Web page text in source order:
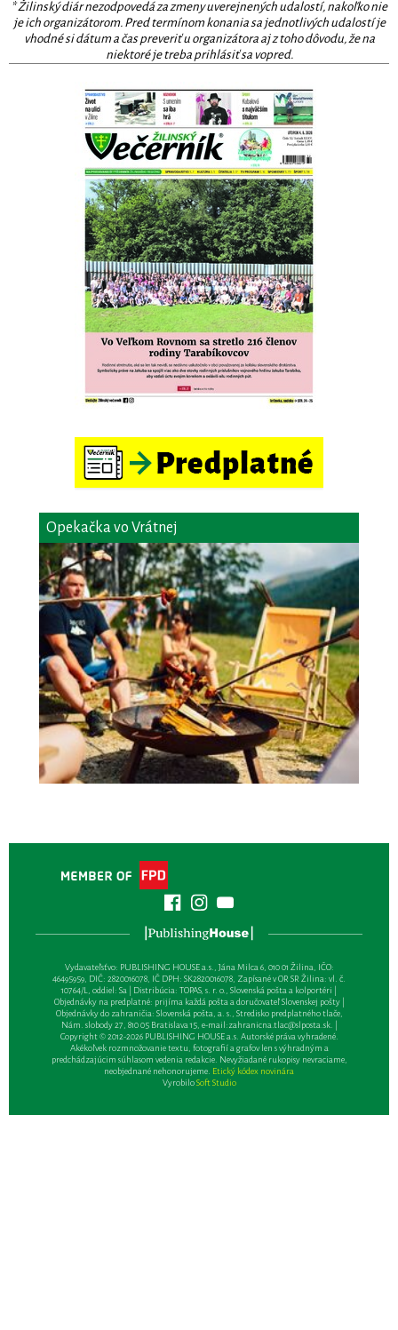
* Žilinský diár nezodpovedá za zmeny uverejnených udalostí, nakoľko nie
je ich organizátorom. Pred termínom konania sa jednotlivých udalostí je
vhodné si dátum a čas preveriť u organizátora aj z toho dôvodu, že na
niektoré je treba prihlásiť sa vopred.
Opekačka vo Vrátnej
Vydavateľsťvo: PUBLISHING HOUSE a.s., Jána Milca 6, 010 01 Žilina, IČO:
46495959, DIČ: 2820016078, IČ DPH: SK2820016078, Zapísané v OR SR Žilina: vl. č.
10764/L, oddiel: Sa | Distribúcia: TOPAS, s. r. o., Slovenská pošta a kolportéri |
Objednávky na predplatné: prijíma každá pošta a doručovateľ Slovenskej pošty |
Objednávky do zahraničia: Slovenská pošta, a. s., Stredisko predplatného tlače,
Nám. slobody 27, 810 05 Bratislava 15, e-mail:zahranicna.tlac@slposta.sk. |
Copyright © 2012-2026 PUBLISHING HOUSE a.s. Autorské práva vyhradené.
Akékoľvek rozmnožovanie textu, fotografií a grafov len s výhradným a
predchádzajúcim súhlasom vedenia redakcie. Nevyžiadané rukopisy nevraciame,
neobjednané nehonorujeme. Etický kódex novinára
VyrobiloSoft Studio